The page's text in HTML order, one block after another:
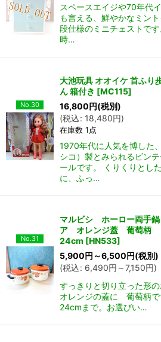
スペースエイジや70年代
も言える、鮮やかなミン
段仕様のミニチェストで
時…
No.30
大池玩具 オオイケ 首ふり
ん 箱付き [MC115]
16,800円(税別)
(税込: 18,480円)
在庫数 1点
1970年代に人気を博した
シコ）製とみられるビン
ールです。 くりくりとし
に、ふっ…
No.31
マルビシ ホーロー両手
ア オレンジ蓋 葡萄柄
24cm [HN533]
5,900円 ～6,500円(税別)
(税込: 6,490円 ～7,150円)
すっきりと切り立った形
オレンジの蓋に 葡萄柄
24cmまで。お選びい…